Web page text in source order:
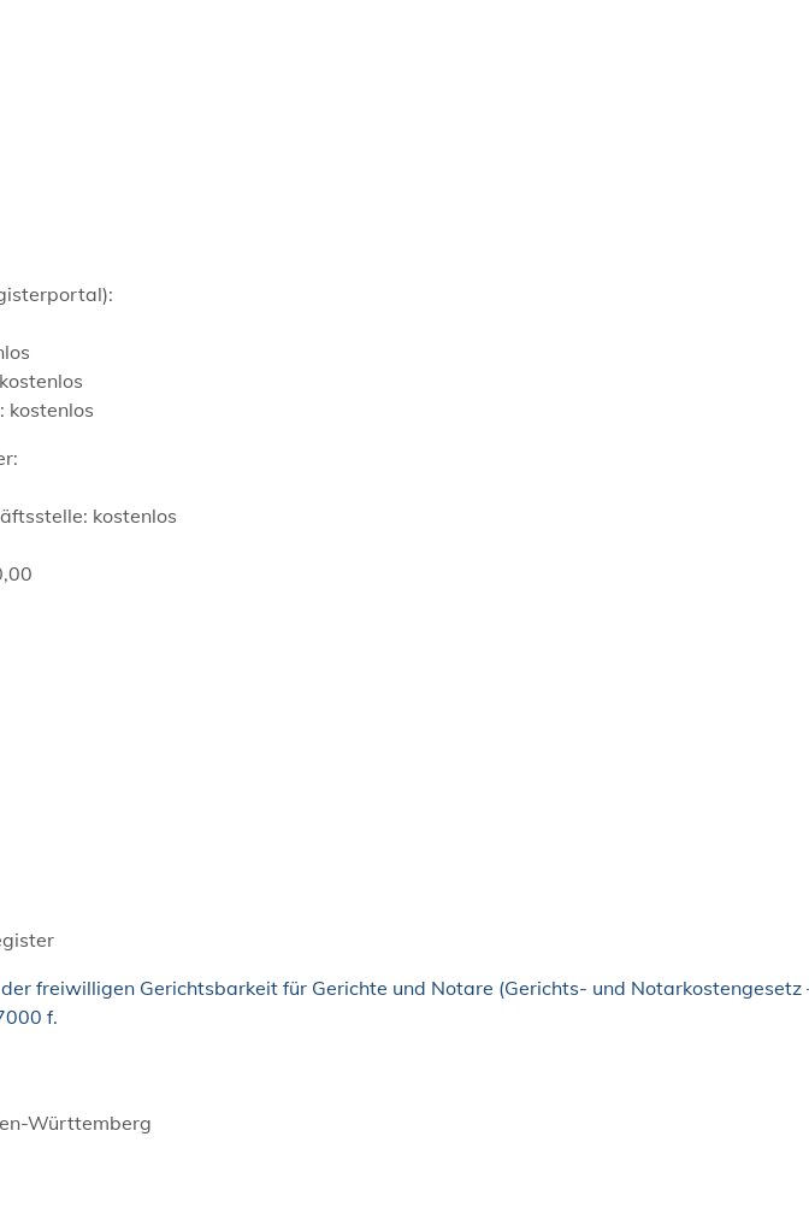
kostenlos
kostenlos
freiwilligen Gerichtsbarkeit für Gerichte und Notare (Gerichts- und Notarkostengesetz
f.
Württemberg